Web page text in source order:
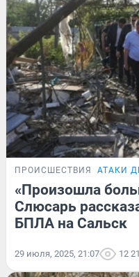
ПРОИСШЕСТВИЯ АТАКИ
«Произошла
Слюсарь
БПЛА на Сальск
29 июля, 2025, 21:07 12